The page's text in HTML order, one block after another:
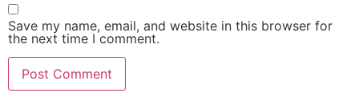
Save my name, email, and website in this browser for
the next time I comment.